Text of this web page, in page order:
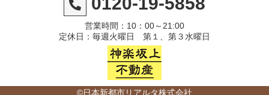
営業時間：10：00～21:00
定休日：毎週火曜日 第１、第３水曜日
©日本新都市リアルタ株式会社